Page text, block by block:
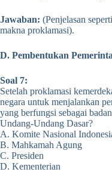
Jawaban: (Penjelasan
makna proklamasi).
D. Pembentukan
Soal 7:
Setelah proklamasi
negara untuk menjalankan
yang berfungsi sebagai
Undang-Undang Dasar?
A. Komite Nasional
B. Mahkamah Agung
C. Presiden
D. Kementerian